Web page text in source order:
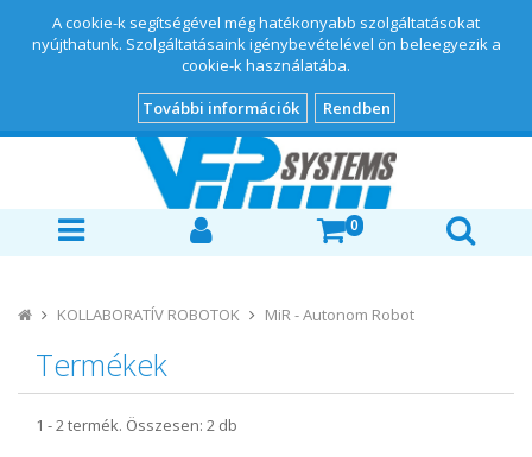
A cookie-k segítségével még hatékonyabb szolgáltatásokat
nyújthatunk. Szolgáltatásaink igénybevételével ön beleegyezik a
cookie-k használatába.
További információk
Rendben
0
KOLLABORATÍV ROBOTOK MiR - Autonom Robot
Termékek
1 -2termék. Összesen: 2 db